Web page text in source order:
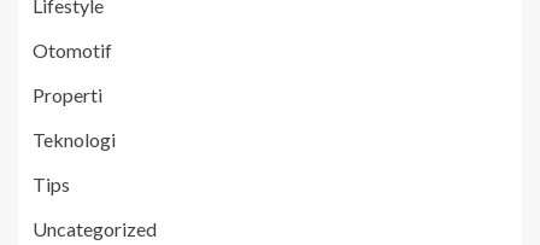
Lifestyle
Otomotif
Properti
Teknologi
Tips
Uncategorized